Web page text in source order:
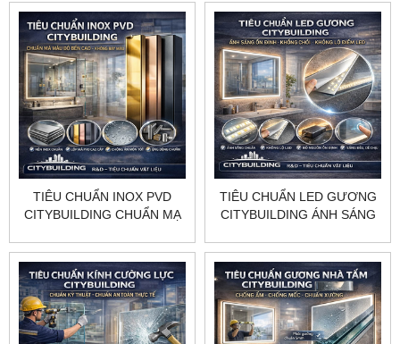
TIÊU CHUẨN INOX PVD
CITYBUILDING CHUẨN MẠ
BAY MÀU
TIÊU CHUẨN LED GƯƠNG
CITYBUILDING ÁNH SÁNG
KHÔNG LỘ ĐIỂM LED